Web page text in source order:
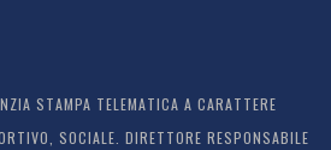
STAMPA TELEMATICA A CARATTERE
SOCIALE. DIRETTORE RESPONSABILE